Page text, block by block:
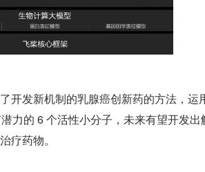
开发新机制的乳腺癌创新药的方法，运
力的 6 个活性小分子，未来有望开发出
疗药物。